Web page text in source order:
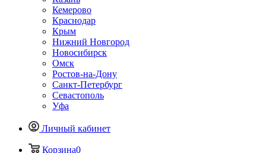
Кемерово
Краснодар
Крым
Нижний Новгород
Новосибирск
Омск
Ростов-на-Дону
Санкт-Петербург
Севастополь
Уфа
Личный кабинет
Корзина0